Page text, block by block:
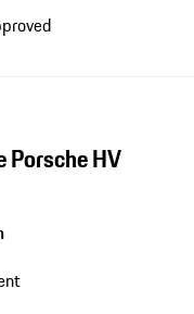
Porsche HV